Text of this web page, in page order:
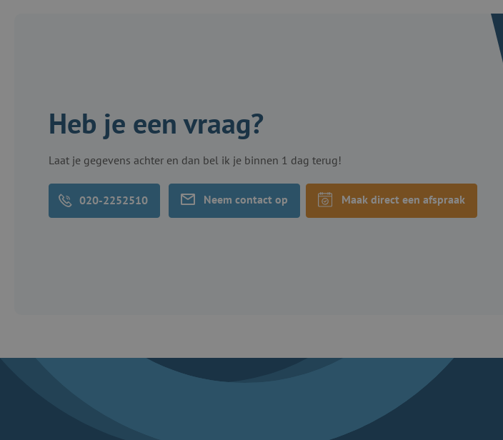
Heb je een vraag?
Laat je gegevens achter en dan bel ik je binnen 1 dag terug!
020-2252510 Neem contact op Maak direct een afspraak